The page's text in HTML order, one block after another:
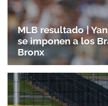
MLB resultado |
se imponen a los
Bronx